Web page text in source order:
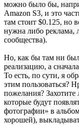
можно было бы,
Amazon S3, и это
там стоит $0.125, но
нужна либо реклама,
сообщества).
Но, как бы там ни
реализацию, а
То есть, по сути, я
этим пользоваться?
пожелания?
которые будут
фотографии» в
хорошей),